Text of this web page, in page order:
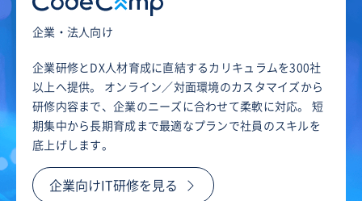
企業・法人向け
企業研修とDX人材育成に直結するカリキュラムを300社
以上へ提供。 オンライン／対面環境のカスタマイズから
研修内容まで、企業のニーズに合わせて柔軟に対応。 短
期集中から長期育成まで最適なプランで社員のスキルを
底上げします。
企業向けIT研修を見る